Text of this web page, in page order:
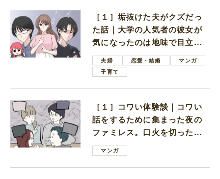
［１］垢抜けた夫がクズだっ
た話｜大学の人気者の彼女が
気になったのは地味で目立た
ない男子学生
夫婦 恋愛・結婚
マンガ
子育て
［１］コワい体験談｜コワい
話をするために集まった夜の
ファミレス。口火を切ったの
は電車好きの男の子ママ
マンガ